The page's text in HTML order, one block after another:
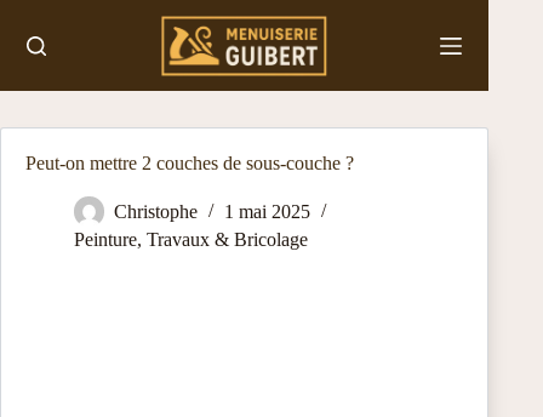
contenu
Peut-on mettre 2 couches de sous-couche ?
Christophe
1 mai 2025
Peinture, Travaux & Bricolage